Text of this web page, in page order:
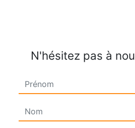
N'hésitez pas à